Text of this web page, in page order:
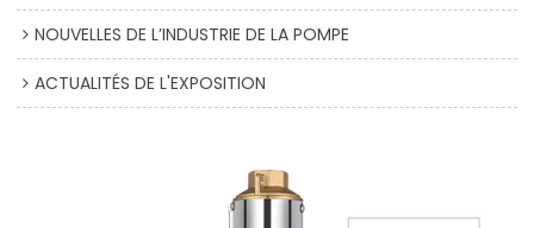
NOUVELLES DE L’INDUSTRIE DE LA POMPE
ACTUALITÉS DE L'EXPOSITION